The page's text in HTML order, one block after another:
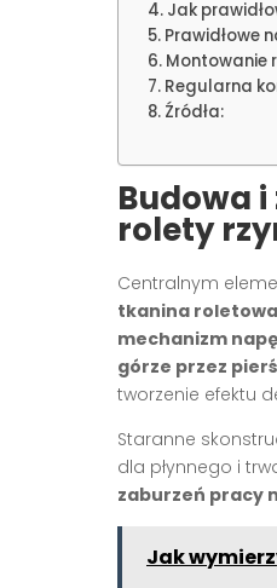
Jak
Prawidłowe
Montowanie
Regularna
Źródła:
Budowa
rolety
Centralnym
tkanina roletowa
mechanizm
górze przez
tworzenie efektu
Staranne
dla płynnego i
zaburzeń pracy
Jak